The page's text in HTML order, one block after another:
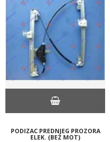
PODIZAC PREDNJEG PROZORA
ELEK. (BEZ MOT)